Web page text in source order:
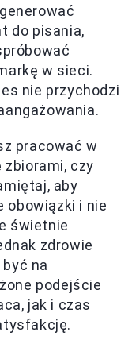
do pisania,
w sieci.
nie przychodzi
pracować w
zbiorami, czy
aby
obowiązki i nie
świetnie
zdrowie
na
podejście
jak i czas